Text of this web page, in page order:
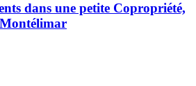
dans une petite Copropriété,